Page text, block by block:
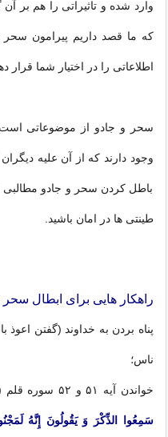
وارد شده و تاثیراتی را هم بر
که ما قصد داریم پیرامون سحر
اطلاعاتی را در اختیار شما قرار
سحر و جادو از موضوعاتی
وجود دارند که از آن علیه
باطل کردن سحر و جادو مطالبی
طینتی ها در امان باشید.
راهکار هایی برای ابطال
پناه بردن به خداوند (گفتن
ناس؛
خواندن آیه ۵۱ و ۵۲ سوره قلم (یعنی از: «
سَمِعُوا الذِّکْرَ وَ یَقُولُونَ إِنَّهُ